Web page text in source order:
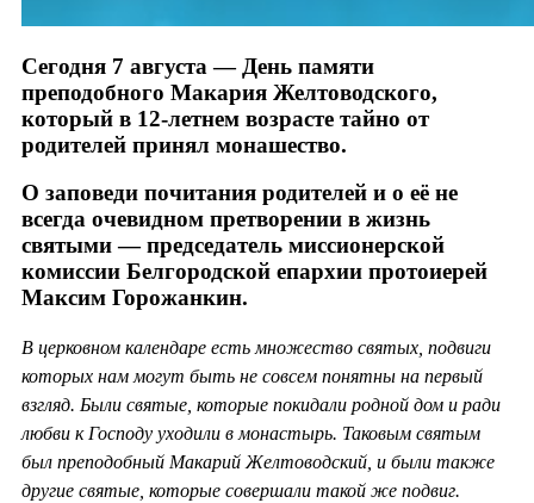
Сегодня 7 августа — День памяти
преподобного Макария Желтоводского,
который в 12-летнем возрасте тайно от
родителей принял монашество.
О заповеди почитания родителей и о её не
всегда очевидном претворении в жизнь
святыми — председатель миссионерской
комиссии Белгородской епархии протоиерей
Максим Горожанкин.
В церковном календаре есть множество святых, подвиги
которых нам могут быть не совсем понятны на первый
взгляд. Были святые, которые покидали родной дом и ради
любви к Господу уходили в монастырь. Таковым святым
был преподобный Макарий Желтоводский, и были также
другие святые, которые совершали такой же подвиг.